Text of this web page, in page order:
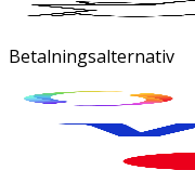
Betalningsalternativ